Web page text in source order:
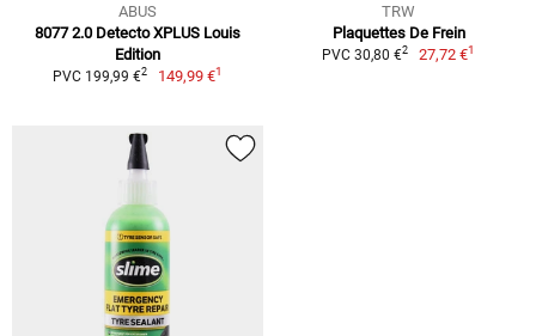
ABUS
8077 2.0 Detecto XPLUS Louis
Edition
PVC 199,99 €2 149,99 €1
TRW
Plaquettes De Frein
PVC 30,80 €2 27,72 €1